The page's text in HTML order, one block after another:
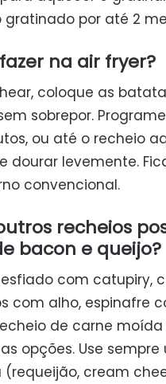
gratinado por até 2
na air fryer?
coloque as
sobrepor. Programe
ou até o recheio
dourar levemente.
convencional.
recheios
bacon e queijo?
com catupiry,
com alho, espinafre
de carne
opções. Use
(requeijão, cream